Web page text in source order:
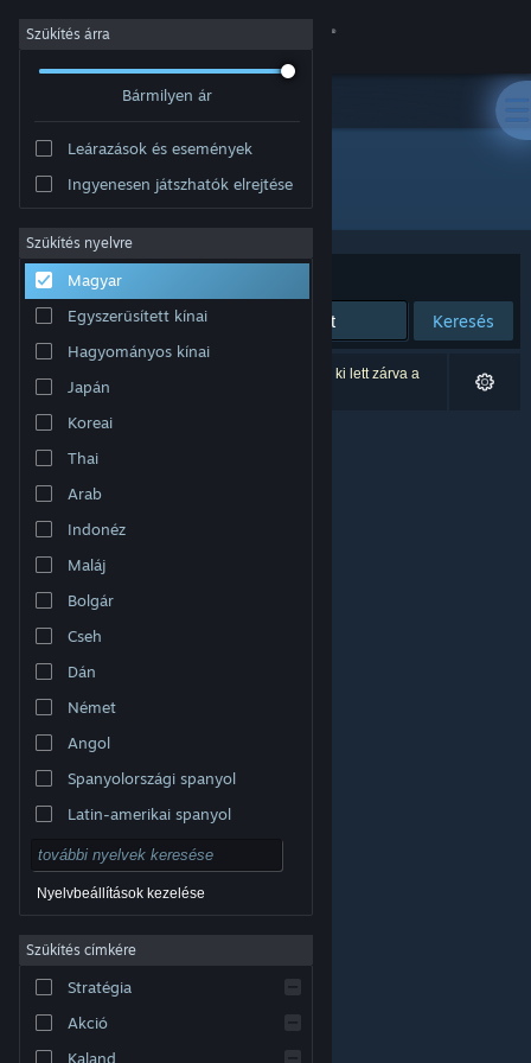
Bejelentkezés
Névjegy
Támogatás
Nyelvváltás
A Steam mobilalkalmazás beszerzése
Asztali weboldalra váltás
védjegyek jogos tulajdonosaiké az Egyesült
szabályzat
| Jogi információk
Steam előfizetői szerződés
Szűkítés árra
Bármilyen ár
Leárazások és események
Ingyenesen játszhatók elrejtése
Szűkítés nyelvre
Magyar
Egyszerűsített kínai
Hagyományos kínai
Japán
Koreai
Thai
Arab
Indonéz
Maláj
Bolgár
Cseh
Dán
Német
Angol
Spanyolországi spanyol
Latin-amerikai spanyol
Nyelvbeállítások kezelése
Szűkítés címkére
Stratégia
Akció
Kaland
Fejlesztő: Exponential Games Inc.
Rendezés Relevancia
Keresés
0 eredmény felel meg a keresésednek. 6 termék ki lett zárva a
beállításaid alapján.